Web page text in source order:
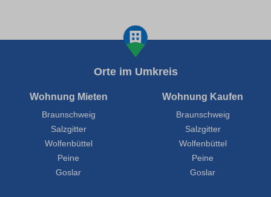
Orte im Umkreis
Wohnung Mieten
Braunschweig
Salzgitter
Wolfenbüttel
Peine
Goslar
Wohnung Kaufen
Braunschweig
Salzgitter
Wolfenbüttel
Peine
Goslar